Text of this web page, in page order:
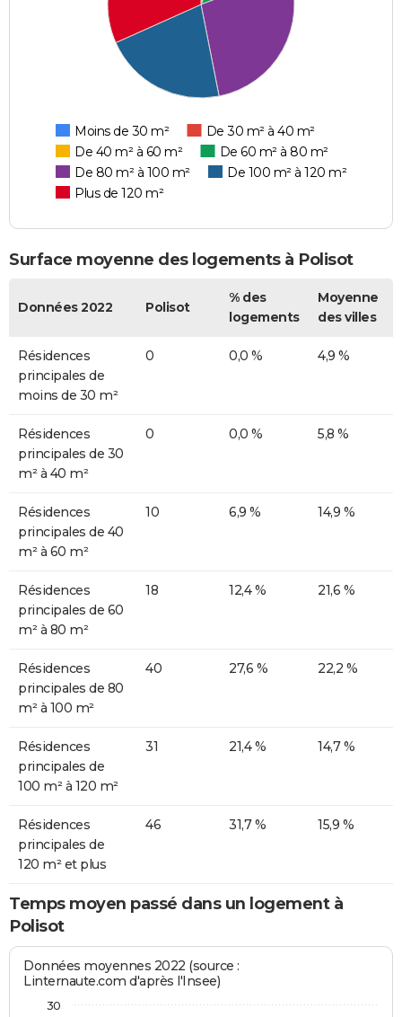
Moins de 30 m²
De 30 m² à 40 m²
De 40 m² à 60 m²
De 60 m² à 80 m²
De 80 m² à 100 m²
De 100 m² à 120 m²
Plus de 120 m²
Surface moyenne des logements à Polisot
Données 2022 Polisot
% des
logements
Moyenne
des villes
Résidences
principales de
moins de 30 m²
0 0,0 % 4,9 %
Résidences
principales de 30
m² à 40 m²
0 0,0 % 5,8 %
Résidences
principales de 40
m² à 60 m²
10 6,9 % 14,9 %
Résidences
principales de 60
m² à 80 m²
18 12,4 % 21,6 %
Résidences
principales de 80
m² à 100 m²
40 27,6 % 22,2 %
Résidences
principales de
100 m² à 120 m²
31 21,4 % 14,7 %
Résidences
principales de
120 m² et plus
46 31,7 % 15,9 %
Temps moyen passé dans un logement à
Polisot
Données moyennes 2022 (source :
Linternaute.com d'après l'Insee)
30